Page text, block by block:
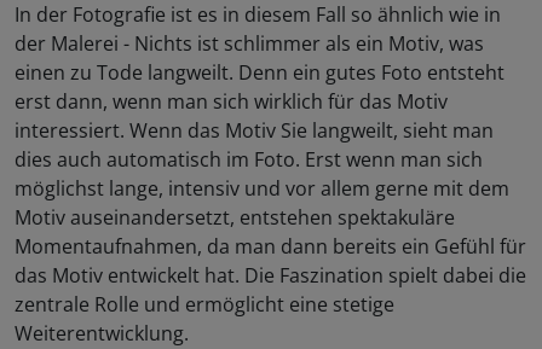
In der Fotografie ist es in diesem Fall so ähnlich wie in
der Malerei - Nichts ist schlimmer als ein Motiv, was
einen zu Tode langweilt. Denn ein gutes Foto entsteht
erst dann, wenn man sich wirklich für das Motiv
interessiert. Wenn das Motiv Sie langweilt, sieht man
dies auch automatisch im Foto. Erst wenn man sich
möglichst lange, intensiv und vor allem gerne mit dem
Motiv auseinandersetzt, entstehen spektakuläre
Momentaufnahmen, da man dann bereits ein Gefühl für
das Motiv entwickelt hat. Die Faszination spielt dabei die
zentrale Rolle und ermöglicht eine stetige
Weiterentwicklung.